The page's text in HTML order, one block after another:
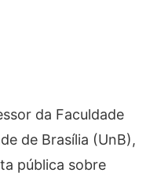
da Faculdade
de Brasília (UnB),
pública sobre